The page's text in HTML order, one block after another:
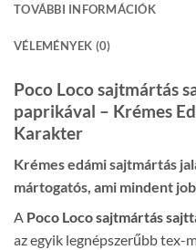
TOVÁBBI INFORMÁCIÓK
VÉLEMÉNYEK (0)
Poco Loco sajtmártás
paprikával – Krémes
Karakter
Krémes edámi sajtmártás
mártogatós, ami mindent
A Poco Loco sajtmártás
az egyik legnépszerűbb tex-